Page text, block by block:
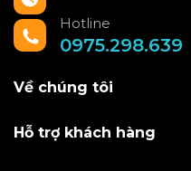
Hotline
0975.298.639
Về chúng tôi
Hỗ trợ khách hàng